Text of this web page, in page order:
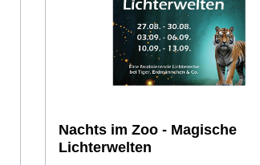
Nachts im Zoo - Magische
Lichterwelten